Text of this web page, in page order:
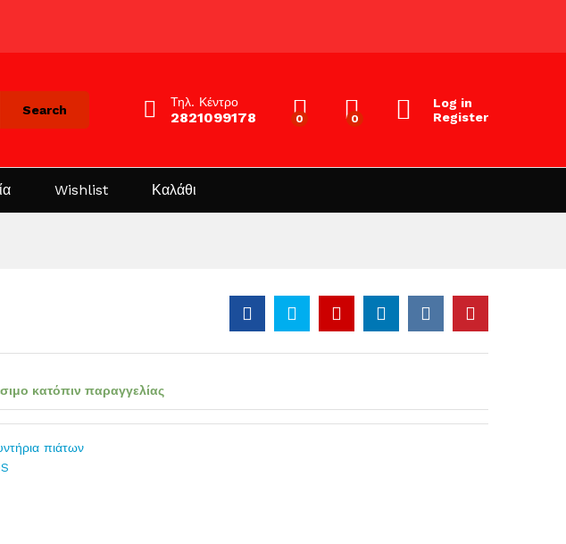
Search
Τηλ. Κέντρο
2821099178 0 0
Log in
Register
Wishlist Καλάθι
κατόπιν παραγγελίας
πιάτων